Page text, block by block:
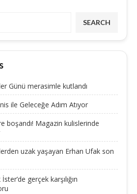
SEARCH
Günü merasimle kutlandı
ile Geleceğe Adım Atıyor
boşandı! Magazin kulislerinde
uzak yaşayan Erhan Ufak son
gerçek karşılığın